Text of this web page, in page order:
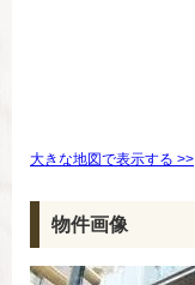
大きな地図で表示する >>
物件画像